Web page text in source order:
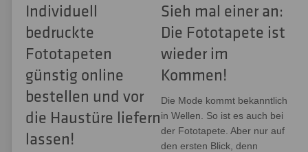
Individuell
bedruckte
Fototapeten
günstig online
bestellen und vor
die Haustüre liefern
lassen!
Sieh mal einer an:
Die Fototapete ist
wieder im
Kommen!
Die Mode kommt bekanntlich
in Wellen. So ist es auch bei
der Fototapete. Aber nur auf
den ersten Blick, denn